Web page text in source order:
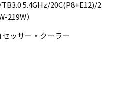
5.4GHz/20C(P8+E12)/2
219W）
ッサー・クーラー